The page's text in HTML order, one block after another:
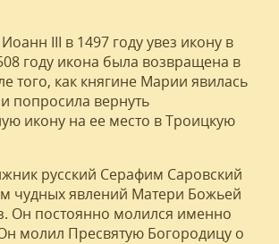
III в 1497 году увез икону в
году икона была возвращена в
того, как княгине Марии явилась
попросила вернуть
икону на ее место в Троицкую
русский Серафим Саровский
чудных явлений Матери Божьей
Он постоянно молился именно
молил Пресвятую Богородицу о